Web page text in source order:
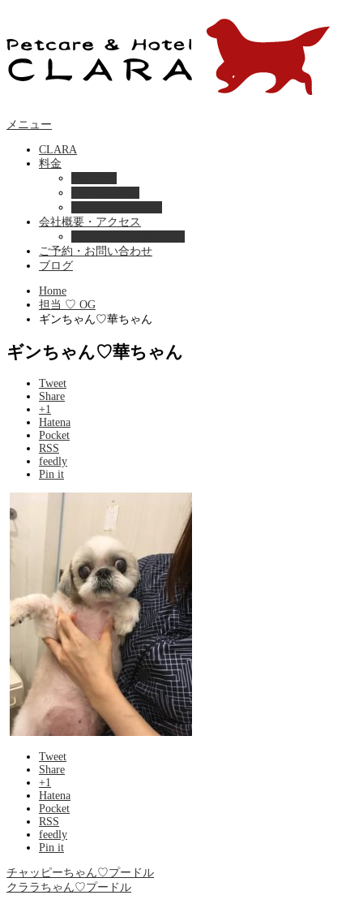
メニュー
CLARA
料金
会社概要・アクセス
ご予約・お問い合わせ
ブログ
Home
担当 ♡ OG
ギンちゃん♡華ちゃん
ギンちゃん♡華ちゃん
Tweet
Share
+1
Hatena
Pocket
RSS
feedly
Pin it
Tweet
Share
+1
Hatena
Pocket
RSS
feedly
Pin it
チャッピーちゃん♡プードル
クララちゃん♡プードル